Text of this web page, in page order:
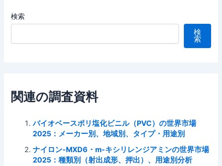
検索
検
索
関連の調査資料
バイオベースポリ塩化ビニル（PVC）の世界市場
2025：メーカー別、地域別、タイプ・用途別
ナイロン-MXD6・m-キシリレンジアミンの世界市場
2025：種類別（射出成形、押出）、用途別分析